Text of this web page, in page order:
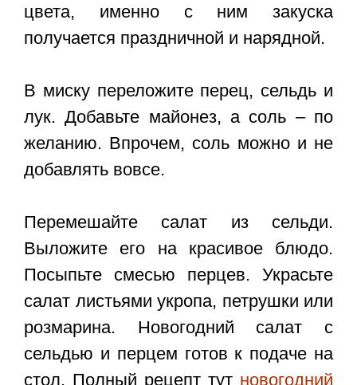
цвета, именно с ним закуска
получается праздничной и нарядной.
В миску переложите перец, сельдь и
лук. Добавьте майонез, а соль – по
желанию. Впрочем, соль можно и не
добавлять вовсе.
Перемешайте салат из сельди.
Выложите его на красивое блюдо.
Посыпьте смесью перцев. Украсьте
салат листьями укропа, петрушки или
розмарина. Новогодний салат с
сельдью и перцем готов к подаче на
стол. Полный рецепт тут новогодний